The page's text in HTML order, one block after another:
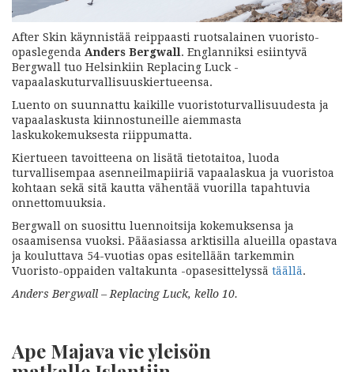
After Skin käynnistää reippaasti ruotsalainen vuoristo-
opaslegenda Anders Bergwall . Englanniksi esiintyvä
Bergwall tuo Helsinkiin Replacing Luck -
vapaalaskuturvallisuuskiertueensa.
Luento on suunnattu kaikille vuoristoturvallisuudesta ja
vapaalaskusta kiinnostuneille aiemmasta
laskukokemuksesta riippumatta.
Kiertueen tavoitteena on lisätä tietotaitoa, luoda
turvallisempaa asenneilmapiiriä vapaalaskua ja vuoristoa
kohtaan sekä sitä kautta vähentää vuorilla tapahtuvia
onnettomuuksia.
Bergwall on suosittu luennoitsija kokemuksensa ja
osaamisensa vuoksi. Pääasiassa arktisilla alueilla opastava
ja kouluttava 54-vuotias opas esitellään tarkemmin
Vuoristo-oppaiden valtakunta -opasesittelyssä täällä.
Anders Bergwall – Replacing Luck, kello 10.
Ape Majava vie yleisön